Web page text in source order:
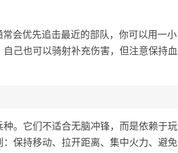
会优先追击最近的部队，你可以用一小
己也可以骑射补充伤害，但注意保持血
。它们不适合无脑冲锋，而是依赖于玩
保持移动、拉开距离、集中火力、避免